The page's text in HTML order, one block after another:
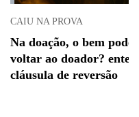
CAIU NA PROVA
Na doação, o bem pode
voltar ao doador?
cláusula de reversão